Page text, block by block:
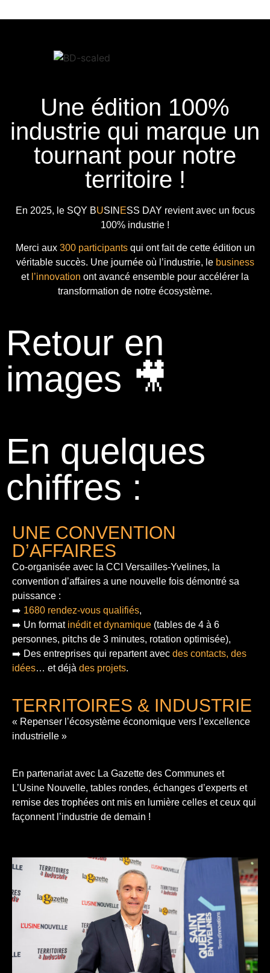
Une édition 100%
industrie qui marque un
tournant pour notre
territoire !
En 2025, le SQY BUSIN ESS DAY revient avec un focus
100% industrie !
Merci aux 300 participantsqui ont fait de cette édition un
véritable succès. Une journée où l’industrie, le business
et l’innovation ont avancé ensemble pour accélérer la
transformation de notre écosystème.
Retour en
images 🎥
En quelques
chiffres :
UNE CONVENTION
D’AFFAIRES
Co-organisée avec la CCI Versailles-Yvelines, la
convention d’affaires a une nouvelle fois démontré sa
puissance :
➡️ 1680 rendez-vous qualifiés,
➡️ Un format inédit et dynamique (tables de 4 à 6
personnes, pitchs de 3 minutes, rotation optimisée),
➡️ Des entreprises qui repartent avec des contacts, des
idées… et déjà des projets.
TERRITOIRES & INDUSTRIE
« Repenser l’écosystème économique vers l’excellence
industrielle »
En partenariat avec La Gazette des Communes et
L’Usine Nouvelle, tables rondes, échanges d’experts et
remise des trophées ont mis en lumière celles et ceux qui
façonnent l’industrie de demain !